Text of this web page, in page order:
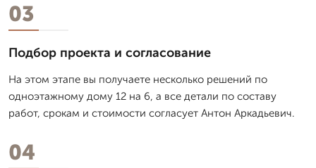
03
Подбор проекта и согласование
На этом этапе вы получаете несколько решений по
одноэтажному дому 12 на 6, а все детали по составу
работ, срокам и стоимости согласует Антон Аркадьевич.
04